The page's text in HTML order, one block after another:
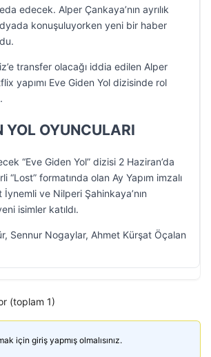
edecek. Alper Çankaya’nın ayrılık
konuşuluyorken yeni bir haber
transfer olacağı iddia edilen Alper
yapımı Eve Giden Yol dizisinde rol
YOL OYUNCULARI
“Eve Giden Yol” dizisi 2 Haziran’da
“Lost” formatında olan Ay Yapım imzalı
ve Nilperi Şahinkaya’nın
isimler katıldı.
Sennur Nogaylar, Ahmet Kürşat Öçalan
(toplam 1)
için giriş yapmış olmalısınız.